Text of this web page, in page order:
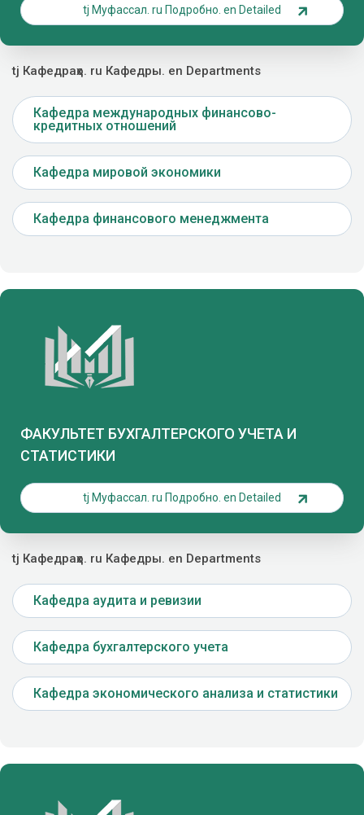
tj Муфассал. ru Подробно. en Detailed
tj Кафедраҳо. ru Кафедры. en Departments
Кафедра международных финансово-
кредитных отношений
Кафедра мировой экономики
Кафедра финансового менеджмента
ФАКУЛЬТЕТ БУХГАЛТЕРСКОГО УЧЕТА И
СТАТИСТИКИ
tj Муфассал. ru Подробно. en Detailed
tj Кафедраҳо. ru Кафедры. en Departments
Кафедра аудита и ревизии
Кафедра бухгалтерского учета
Кафедра экономического анализа и статистики